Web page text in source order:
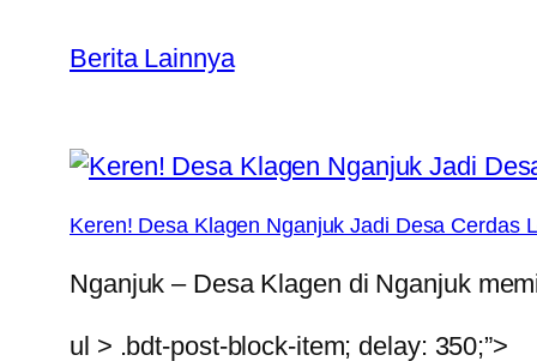
Berita Lainnya
Keren! Desa Klagen Nganjuk Jadi Desa Cerdas
Nganjuk – Desa Klagen di Nganjuk
ul > .bdt-post-block-item; delay: 350;”>